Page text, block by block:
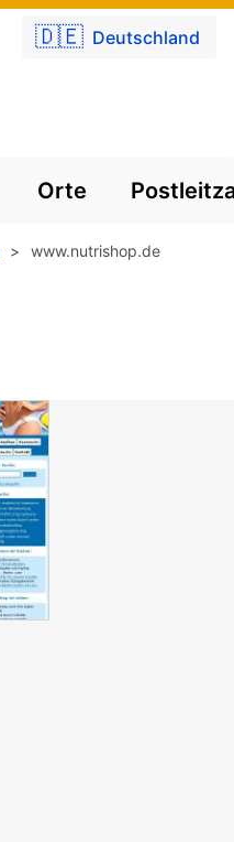
🇩🇪 Deutschland
Orte
> www.nutrishop.de